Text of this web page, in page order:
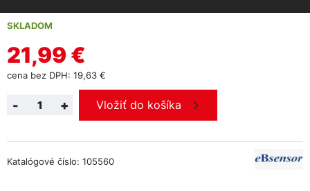
SKLADOM
21,99 €
cena bez DPH: 19,63 €
+
- Vložiť do košíka
Katalógové číslo: 105560